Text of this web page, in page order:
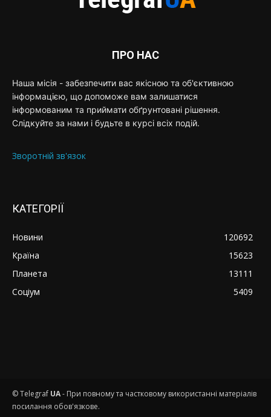
ПРО НАС
Наша місія - забезпечити вас якісною та об'єктивною
інформацією, що допоможе вам залишатися
інформованим та приймати обґрунтовані рішення.
Слідкуйте за нами і будьте в курсі всіх подій.
Зворотній зв'язок
КАТЕГОРІЇ
Новини
120692
Країна
15623
Планета
13111
Соціум
5409
© Telegraf UA- При повному та частковому використанні матеріалів
посилання обов'язкове.